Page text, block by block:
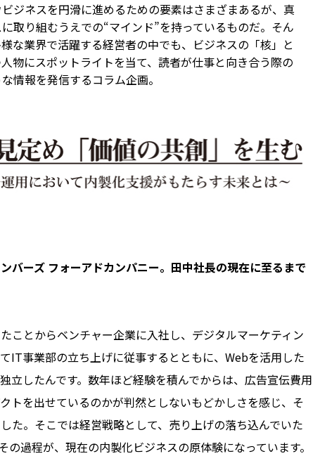
ビジネスを円滑に進めるための要素はさまざまあるが、真
取り組むうえでの“マインド”を持っているものだ。そん
な業界で活躍する経営者の中でも、ビジネスの「核」と
物にスポットライトを当て、読者が仕事と向き合う際の
情報を発信するコラム企画。
バーズ フォーアドカンパニー。田中社長の現在に至るまで
ことからベンチャー企業に入社し、デジタルマーケティン
IT事業部の立ち上げに従事するとともに、Webを活用した
立したんです。数年ほど経験を積んでからは、広告宣伝費用
トを出せているのかが判然としないもどかしさを感じ、そ
た。そこでは経営戦略として、売り上げの落ち込んでいた
過程が、現在の内製化ビジネスの原体験になっています。